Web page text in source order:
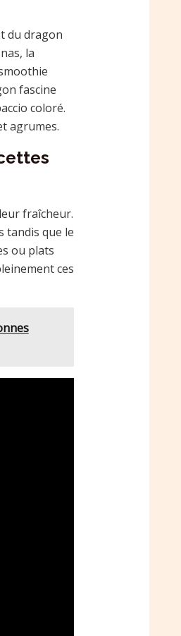
du dragon
la
fascine
coloré.
agrumes.
fraîcheur.
tandis que le
ou plats
ces